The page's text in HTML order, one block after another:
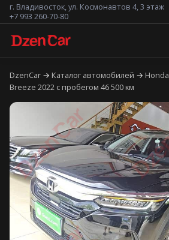
г. Владивосток, ул. Космонавтов 4, 3 этаж
+7 993 260-70-80
DzenCar Каталог автомобилей Honda
Breeze 2022 с пробегом 46 500 км